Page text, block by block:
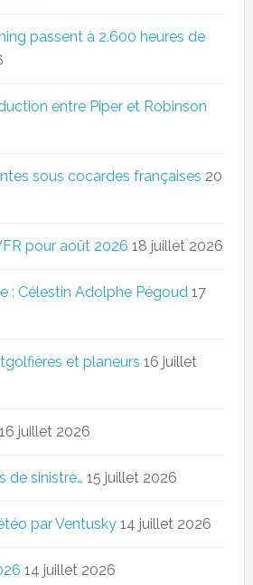
passent à 2.600 heures de
entre Piper et Robinson
sous cocardes françaises 20
pour août 2026 18 juillet 2026
: Célestin Adolphe Pégoud 17
et planeurs 16 juillet
16 juillet 2026
de sinistre… 15 juillet 2026
par Ventusky 14 juillet 2026
14 juillet 2026